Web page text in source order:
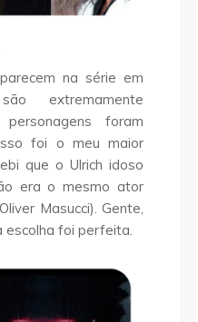
na série em
extremamente
foram
foi o meu maior
que o Ulrich idoso
era o mesmo ator
Masucci). Gente,
escolha foi perfeita.